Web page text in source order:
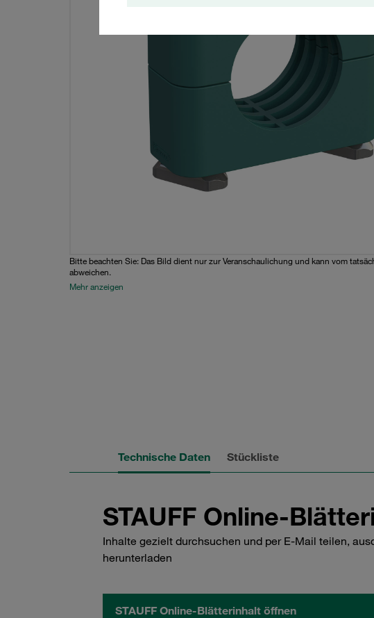
Bitte beachten Sie: Das Bild dient nur zur Veranschaulichung und kann vom
abweichen.
Mehr anzeigen
Technische Daten Stückliste
STAUFF Online-
Inhalte gezielt durchsuchen und per E-Mail teilen,
herunterladen
STAUFF Online-Blätterinhalt öffnen